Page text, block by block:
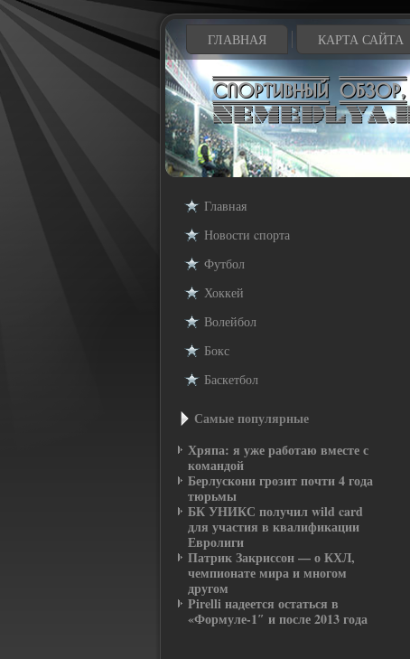
ГЛАВНАЯ КАРТА САЙТА
Главная
Новости cпорта
Футбол
Хоккей
Волейбол
Бокс
Баскетбол
Самые популярные
Хряпа: я уже работаю вместе с
командой
Берлускони грозит почти 4 года
тюрьмы
БК УНИКС получил wild card
для участия в квалификации
Евролиги
Патрик Закриссон — о КХЛ,
чемпионате мира и многом
другом
Pirelli надеется остаться в
«Формуле-1″ и после 2013 года